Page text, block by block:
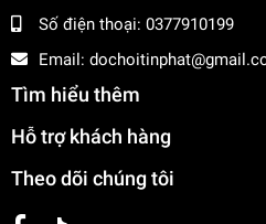
Số điện thoại: 0377910199
Email:
Tìm hiểu thêm
Hỗ trợ khách hàng
Theo dõi chúng tôi